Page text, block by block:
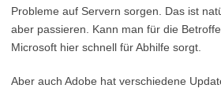
Probleme auf Servern sorgen. Das ist
aber passieren. Kann man für die
Microsoft hier schnell für Abhilfe sorgt.
Aber auch Adobe hat verschiedene